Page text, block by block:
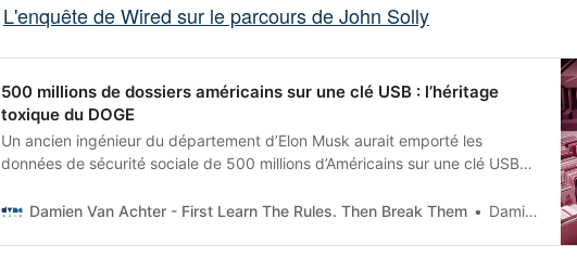
L'enquête de Wired sur le parcours de John Solly
500 millions de dossiers américains sur une clé USB : l’héritage
toxique du DOGE
Un ancien ingénieur du département d’Elon Musk aurait emporté les
données de sécurité sociale de 500 millions d’Américains sur une clé USB
Damien Van Achter - First Learn The Rules. Then Break Them
Damien Van Achter